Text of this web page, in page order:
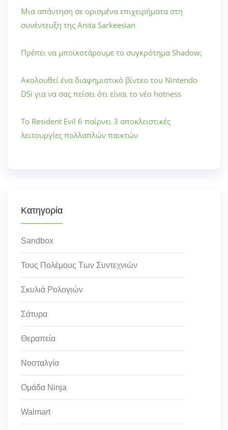
Μια απάντηση σε ορισμένα επιχειρήματα στη
συνέντευξη της Anita Sarkeesian
Πρέπει να μποϊκοτάρουμε το συγκρότημα Shadow;
Ακολουθεί ένα διαφημιστικό βίντεο του Nintendo
DSi για να σας πείσει ότι είναι το νέο hotness
Το Resident Evil 6 παίρνει 3 αποκλειστικές
λειτουργίες πολλαπλών παικτών
Κατηγορία
Sandbox
Τους Πολέμους Των Συντεχνιών
Σκυλιά Ρολογιών
Σάτυρα
Θεραπεία
Νοσταλγία
Ομάδα Ninja
Walmart